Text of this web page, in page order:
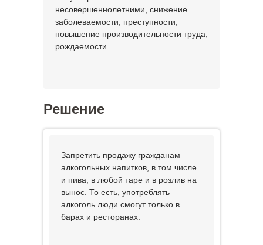
несовершеннолетними, снижение
заболеваемости, преступности,
повышение производительности труда,
рождаемости.
Решение
Запретить продажу гражданам
алкогольных напитков, в том числе
и пива, в любой таре и в розлив на
вынос. То есть, употреблять
алкоголь люди смогут только в
барах и ресторанах.